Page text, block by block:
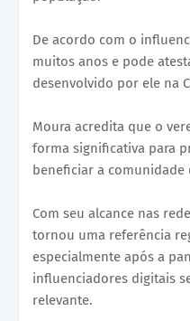
De acordo com o
muitos anos e pode
desenvolvido por ele na
Moura acredita que o
forma significativa para
beneficiar a comunidade
Com seu alcance nas
tornou uma referência
especialmente após a
influenciadores digitais
relevante.